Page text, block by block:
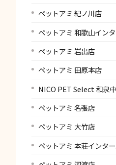
ペットアミ 紀ノ川店
ペットアミ 和歌山イン
ペットアミ 岩出店
ペットアミ 田原本店
NICO PET Select 和泉
ペットアミ 名張店
ペットアミ 大竹店
ペットアミ 本荘インタ